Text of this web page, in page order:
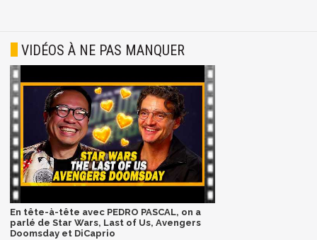
VIDÉOS À NE PAS MANQUER
En tête-à-tête avec PEDRO PASCAL, on a
parlé de Star Wars, Last of Us, Avengers
Doomsday et DiCaprio